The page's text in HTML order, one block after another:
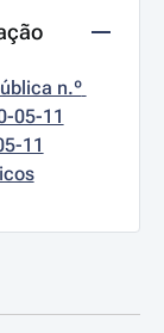
n.º
05-11
11